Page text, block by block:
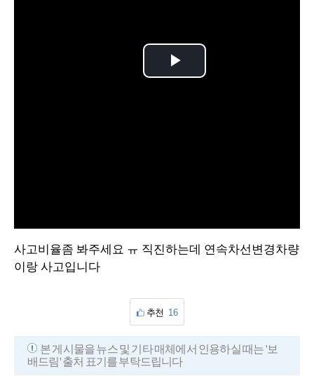
P
i
e
o
사고비율좀 봐주세요 ㅠ 직진하는데 연속차선변경차량
이랑 사고입니다
추천 16
본 게시물을 뉴스 및 기타 매체에서 인용하실 때는 '보
배드림' 출처 표기를 부탁드립니다